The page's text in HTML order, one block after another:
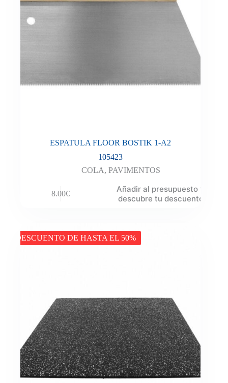
ESPATULA FLOOR BOSTIK 1-A2
105423
COLA, PAVIMENTOS
8.00€
Añadir al presupuesto y
descubre tu descuento
DESCUENTO DE HASTA EL 50%